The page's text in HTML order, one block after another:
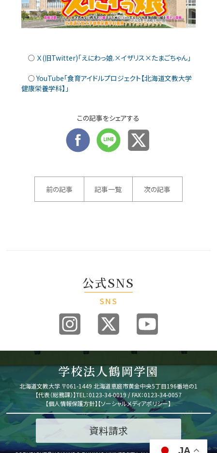
○ Ｘ(旧Twitter)「えにわっ娘.×イザリス×たまごちゃん」
○YouTube「食育アイドルプロジェクト【北海道文教大学
健康栄養学科】」
この記事をシェアする
前の記事 記事一覧 次の記事
公式SNS
SNS
学校法人鶴岡学園
北海道文教大学 〒061-1449 北海道恵庭市黄金中央5丁目196番地の1
【代表（総務課）】TEL：0123-34-0019 / FAX：0123-34-0057
【個人情報保護方針】 【ソーシャルメディアポリシー】
資料請求
JA